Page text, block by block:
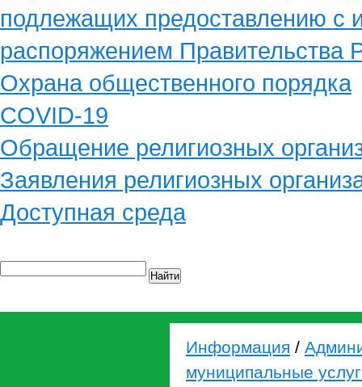
подлежащих предоставлению с
распоряжением
Охрана общественного порядка
COVID-19
Обращение религиозных
Заявления религиозных
Доступная среда
Найти
Информация /
муниципальные